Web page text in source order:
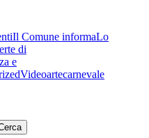
Il Comune informaLo
di
e
Videoartecarnevale